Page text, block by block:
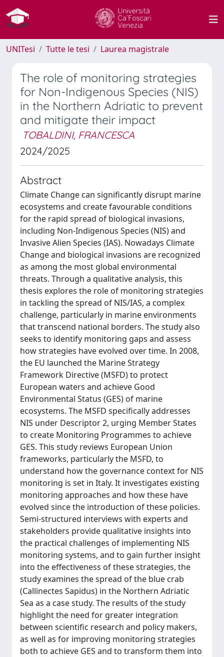
UNITesi Tutte le tesi Laurea magistrale
The role of monitoring strategies
for Non-Indigenous Species (NIS)
in the Northern Adriatic to prevent
and mitigate their impact
TOBALDINI, FRANCESCA
2024/2025
Abstract
Climate Change can significantly disrupt marine
ecosystems and create favourable conditions
for the rapid spread of biological invasions,
including Non-Indigenous Species (NIS) and
Invasive Alien Species (IAS). Nowadays Climate
Change and biological invasions are recognized
as among the most global environmental
threats. Through a qualitative analysis, this
thesis explores the role of monitoring strategies
in tackling the spread of NIS/IAS, a complex
challenge, particularly in marine environments
that transcend national borders. The study also
seeks to identify monitoring gaps and assess
how strategies have evolved over time. In 2008,
the EU launched the Marine Strategy
Framework Directive (MSFD) to protect
European waters and achieve Good
Environmental Status (GES) of marine
ecosystems. The MSFD specifically addresses
NIS under Descriptor 2, urging Member States
to create Monitoring Programmes to achieve
GES. This study reviews European Union
frameworks, particularly the MSFD, to
understand how the governance context for NIS
monitoring is set in Italy. It investigates existing
monitoring approaches and how these have
evolved since the introduction of these policies.
Semi-structured interviews with experts and
stakeholders provide qualitative insights into
the practical challenges of implementing NIS
monitoring systems, and to gain further insight
into the effectiveness of these strategies, the
study examines the spread of the blue crab
(Callinectes Sapidus) in the Northern Adriatic
Sea as a case study. The results of the study
highlight the need for greater integration
between scientific research and policy makers,
as well as for improving monitoring strategies
both to achieve GES and to transform them into